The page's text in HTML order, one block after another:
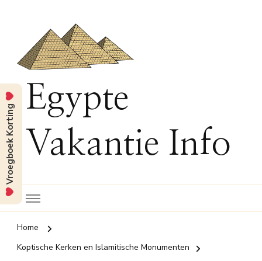
Egypte
Vakantie Info
Home
Koptische Kerken en Islamitische Monumenten
Vroegboek Korting